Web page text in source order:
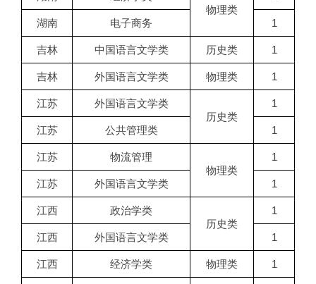
物理类
湖南 电子商务 1
吉林 中国语言文学类 历史类 1
吉林 外国语言文学类 物理类 1
江苏
外国语言文学类
历史类
1
江苏 公共管理类 1
江苏
物流管理
物理类
1
江苏 外国语言文学类 1
江西
政治学类
历史类
1
江西 外国语言文学类 1
江西 经济学类 物理类 1